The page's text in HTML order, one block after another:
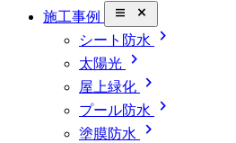
施工事例 close_small
シート防水 chevron_right
太陽光 chevron_right
屋上緑化 chevron_right
プール防水 chevron_right
塗膜防水 chevron_right